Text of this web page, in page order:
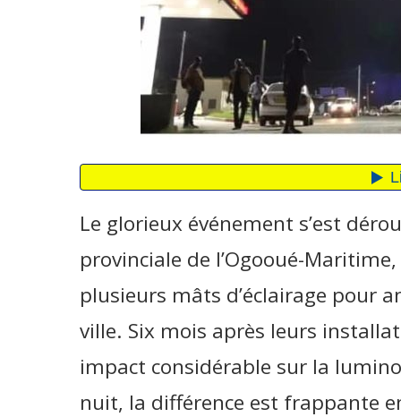
Le glorieux événement s’est
provinciale de l’Ogooué-
plusieurs mâts d’éclairage pour
ville. Six mois après leurs
impact considérable sur la
nuit, la différence est frappante